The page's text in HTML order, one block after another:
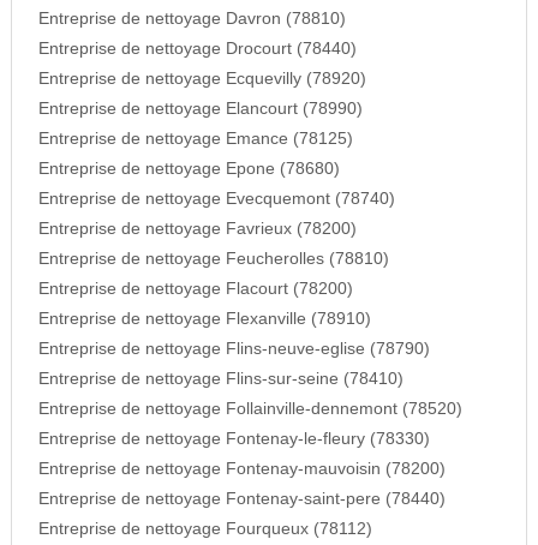
Entreprise de nettoyage Davron (78810)
Entreprise de nettoyage Drocourt (78440)
Entreprise de nettoyage Ecquevilly (78920)
Entreprise de nettoyage Elancourt (78990)
Entreprise de nettoyage Emance (78125)
Entreprise de nettoyage Epone (78680)
Entreprise de nettoyage Evecquemont (78740)
Entreprise de nettoyage Favrieux (78200)
Entreprise de nettoyage Feucherolles (78810)
Entreprise de nettoyage Flacourt (78200)
Entreprise de nettoyage Flexanville (78910)
Entreprise de nettoyage Flins-neuve-eglise (78790)
Entreprise de nettoyage Flins-sur-seine (78410)
Entreprise de nettoyage Follainville-dennemont (78520)
Entreprise de nettoyage Fontenay-le-fleury (78330)
Entreprise de nettoyage Fontenay-mauvoisin (78200)
Entreprise de nettoyage Fontenay-saint-pere (78440)
Entreprise de nettoyage Fourqueux (78112)